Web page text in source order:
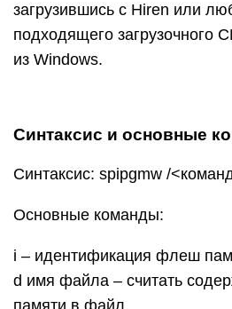
загрузившись с Hiren или
подходящего загрузочного
из Windows.
Синтаксис и основные
Синтаксис: spipgmw /
Основные команды:
i – идентификация флеш
d имя файла – считать